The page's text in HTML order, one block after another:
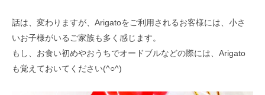
話は、変わりますが、Arigatoをご利用されるお客様には、小さ
いお子様がいるご家族も多く感じます。
もし、お食い初めやおうちでオードブルなどの際には、Arigato
も覚えておいてください(^○^)